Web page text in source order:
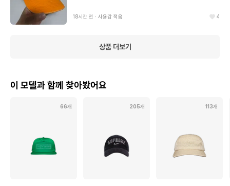
18시간 전 ∙ 사용감 적음 4
상품 더보기
이 모델과 함께 찾아봤어요
66개 205개 113개